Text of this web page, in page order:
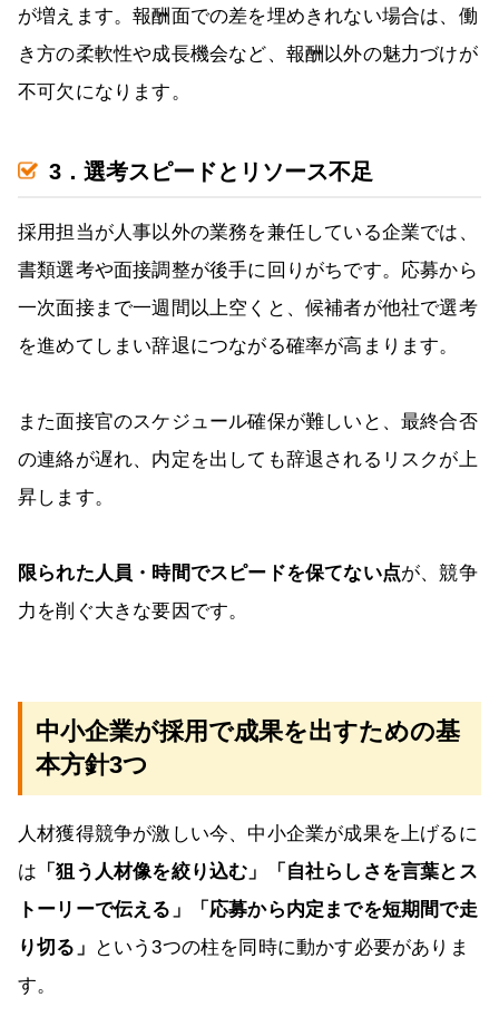
が増えます。報酬面での差を埋めきれない場合は、働
き方の柔軟性や成長機会など、報酬以外の魅力づけが
不可欠になります。
3．選考スピードとリソース不足
採用担当が人事以外の業務を兼任している企業では、
書類選考や面接調整が後手に回りがちです。応募から
一次面接まで一週間以上空くと、候補者が他社で選考
を進めてしまい辞退につながる確率が高まります。
また面接官のスケジュール確保が難しいと、最終合否
の連絡が遅れ、内定を出しても辞退されるリスクが上
昇します。
限られた人員・時間でスピードを保てない点が、競争
力を削ぐ大きな要因です。
中小企業が採用で成果を出すための基
本方針3つ
人材獲得競争が激しい今、中小企業が成果を上げるに
は 「狙う人材像を絞り込む」「自社らしさを言葉とス
トーリーで伝える」「応募から内定までを短期間で走
り切る」
という3つの柱を同時に動かす必要がありま
す。